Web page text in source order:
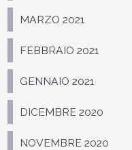
MARZO 2021
FEBBRAIO 2021
GENNAIO 2021
DICEMBRE 2020
NOVEMBRE 2020